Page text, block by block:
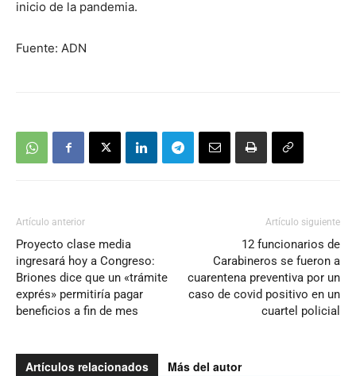
inicio de la pandemia.
Fuente: ADN
Artículo anterior
Proyecto clase media
ingresará hoy a Congreso:
Briones dice que un «trámite
exprés» permitiría pagar
beneficios a fin de mes
Artículo siguiente
12 funcionarios de
Carabineros se fueron a
cuarentena preventiva por un
caso de covid positivo en un
cuartel policial
Artículos relacionados Más del autor